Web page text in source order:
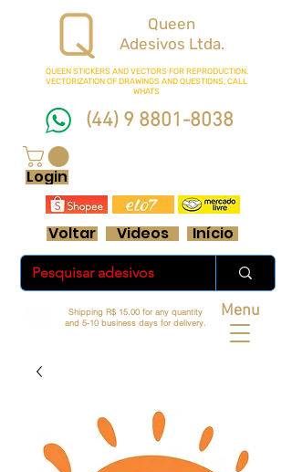
QUEEN STICKERSAND VECTORS FOR REPRODUCTION.
VECTORIZATION OF DRAWINGS AND QUESTIONS, CALL
WHATS
(44) 9 8801-8038
Início
Menu
Shipping R$ 15.00 for any quantity
and 5-10 business days for delivery.
Login
Voltar Videos
Queen
Adesivos Ltda.